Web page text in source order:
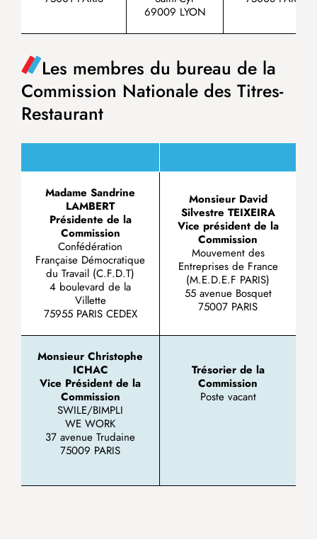
69009 LYON
Les membres du bureau de la
Commission Nationale des Titres-
Restaurant
Madame Sandrine
LAMBERT
Présidente de la
Commission
Confédération
Française Démocratique
du Travail (C.F.D.T)
4 boulevard de la
Villette
75955 PARIS CEDEX
Monsieur David
Silvestre TEIXEIRA
Vice président de la
Commission
Mouvement des
Entreprises de France
(M.E.D.E.F PARIS)
55 avenue Bosquet
75007 PARIS
Monsieur Christophe
ICHAC
Vice Président de la
Commission
SWILE/BIMPLI
WE WORK
37 avenue Trudaine
75009 PARIS
Trésorier de la
Commission
Poste vacant